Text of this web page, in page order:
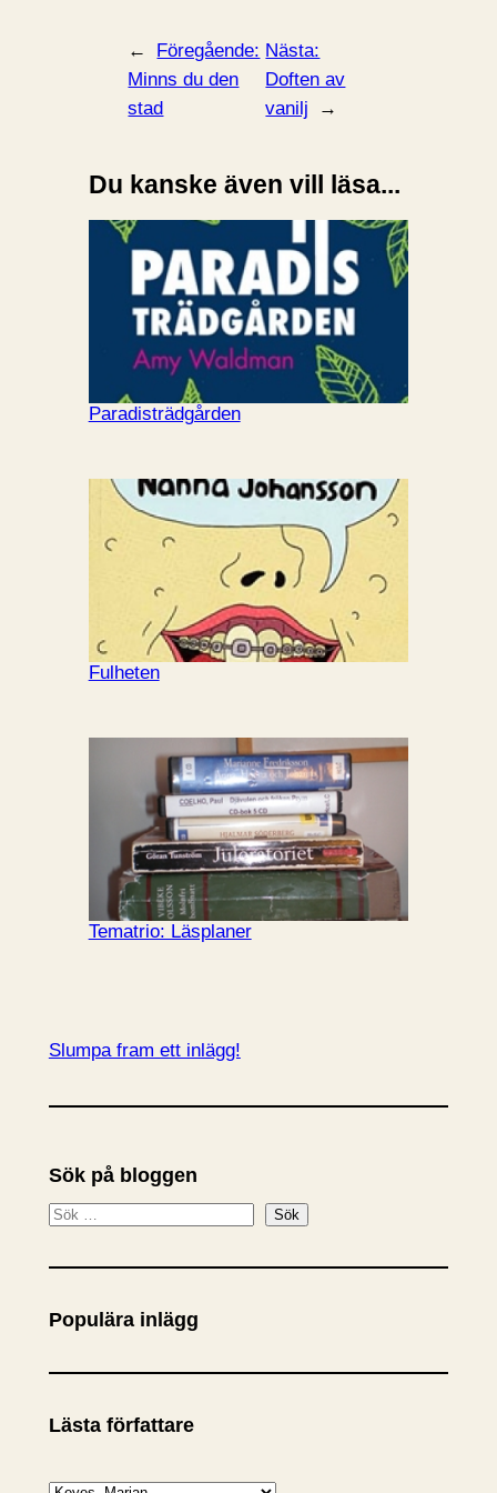
←
Föregående:
Minns du den
stad
Nästa:
Doften av
vanilj
→
Du kanske även vill läsa...
Paradisträdgården
Fulheten
Tematrio: Läsplaner
Slumpa fram ett inlägg!
Sök på bloggen
S
k
Sök
Populära inlägg
Lästa författare